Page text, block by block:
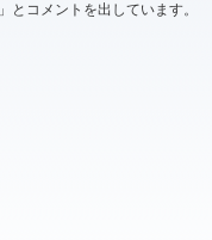
とコメントを出しています。